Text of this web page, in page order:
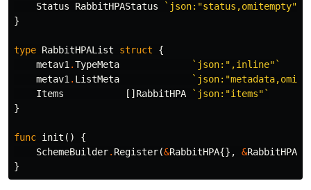
Status
RabbitHPAStatus
`json:"status,omitempty"`
}
type RabbitHPAList struct
{
metav1 .TypeMeta
`json:",inline"`
metav1 . ListMeta
Items
[] RabbitHPA
`json:"items"`
}
func init ()
{
SchemeBuilder. Register(&RabbitHPA{}, &
}